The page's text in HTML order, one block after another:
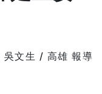
吳文生 / 高雄 報導